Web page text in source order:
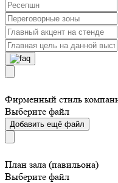
Фирменный стиль
Выберите файл
Добавить ещё файл
План зала (павильона)
Выберите файл